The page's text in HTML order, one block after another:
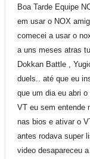
Boa Tarde Equipe
em usar o NOX
comecei a usar o
a uns meses atras
Dokkan Battle ,
duels.. até que eu
que um dia eu abri
VT eu sem entende
nas bios e ativar o
antes rodava super
video desapareceu